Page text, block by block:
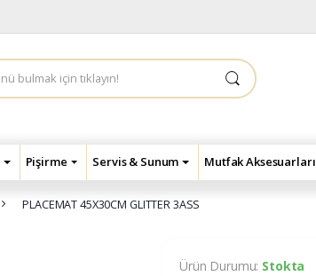
Pişirme Servis & Sunum Mutfak Aksesuarları
PLACEMAT 45X30CM GLITTER 3ASS
Ürün Durumu: Stokta